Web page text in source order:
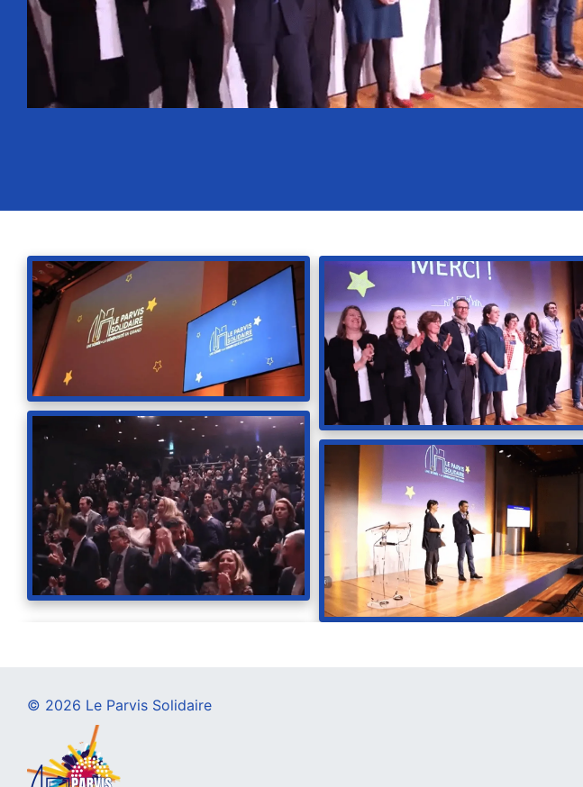
© 2026 Le Parvis Solidaire